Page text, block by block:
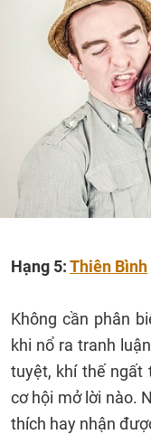
Hạng 5:Thiên Bình
Không cần phân
khi nổ ra tranh
tuyệt, khí thế ngất
cơ hội mở lời nào.
thích hay nhận